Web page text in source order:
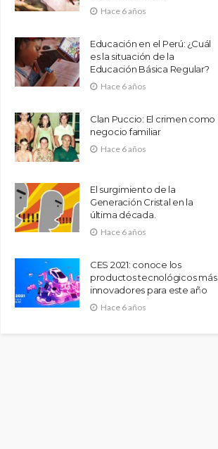
Hace 6 años
Educación en el Perú: ¿Cuál
es la situación de la
Educación Básica Regular?
Hace 6 años
Clan Puccio: El crimen como
negocio familiar
Hace 6 años
El surgimiento de la
Generación Cristal en la
última década.
Hace 6 años
CES 2021: conoce los
productos tecnológicos más
innovadores para este año
Hace 6 años